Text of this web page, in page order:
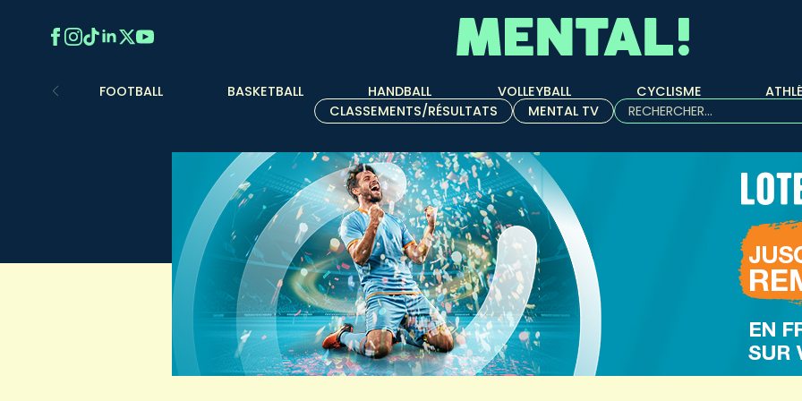
FOOTBALL BASKETBALL HANDBALL VOLLEYBALL CYCLISME
CLASSEMENTS/RÉSULTATS
MENTAL TV
Rechercher :